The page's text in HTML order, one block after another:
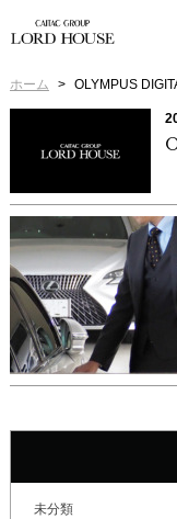
ホーム OLYMPUS
未分類